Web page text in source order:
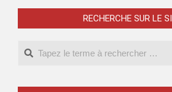
RECHERCHE SUR LE